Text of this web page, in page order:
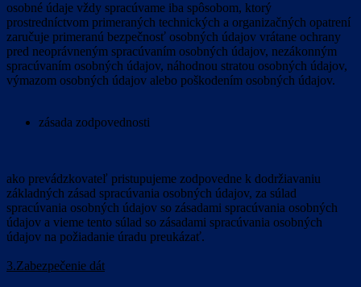
osobné údaje vždy spracúvame iba spôsobom, ktorý
prostredníctvom primeraných technických a organizačných opatrení
zaručuje primeranú bezpečnosť osobných údajov vrátane ochrany
pred neoprávneným spracúvaním osobných údajov, nezákonným
spracúvaním osobných údajov, náhodnou stratou osobných údajov,
výmazom osobných údajov alebo poškodením osobných údajov.
zásada zodpovednosti
ako prevádzkovateľ pristupujeme zodpovedne k dodržiavaniu
základných zásad spracúvania osobných údajov, za súlad
spracúvania osobných údajov so zásadami spracúvania osobných
údajov a vieme tento súlad so zásadami spracúvania osobných
údajov na požiadanie úradu preukázať.
3.Zabezpečenie dát